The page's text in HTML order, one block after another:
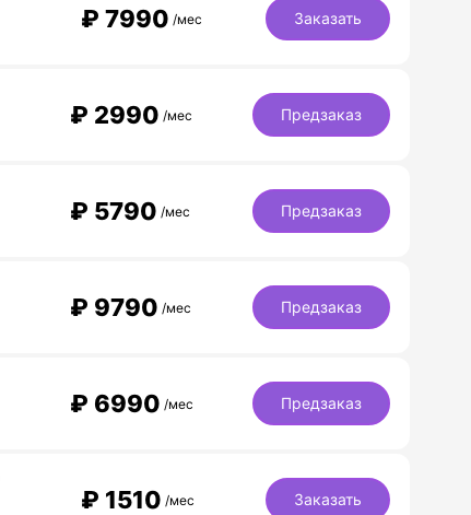
₽ 7990 /мес Заказать
₽ 2990 /мес Предзаказ
₽ 5790 /мес Предзаказ
₽ 9790 /мес Предзаказ
₽ 6990 /мес Предзаказ
₽ 1510 /мес Заказать